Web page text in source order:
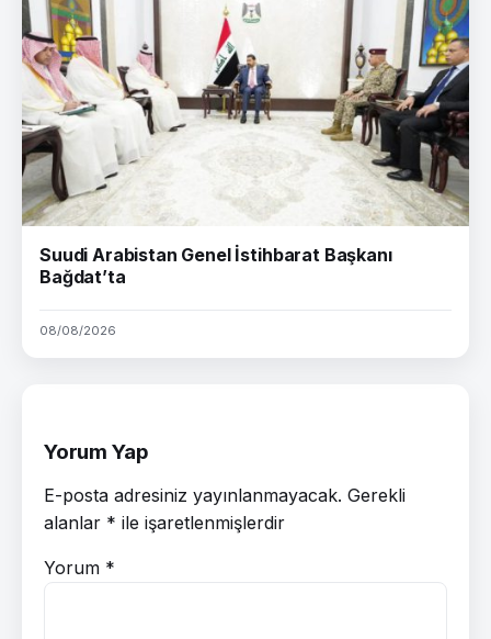
Suudi Arabistan Genel İstihbarat Başkanı
Bağdat’ta
08/08/2026
Yorum Yap
E-posta adresiniz yayınlanmayacak. Gerekli
alanlar * ile işaretlenmişlerdir
Yorum *